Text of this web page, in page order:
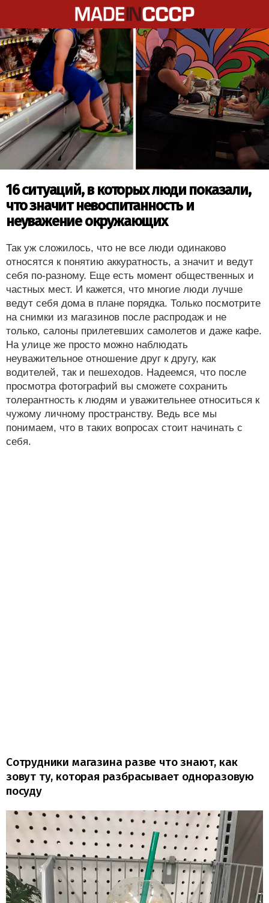
16 ситуаций, в которых люди показали,
что значит невоспитанность и
неуважение окружающих
Так уж сложилось, что не все люди одинаково
относятся к понятию аккуратность, а значит и ведут
себя по-разному. Еще есть момент общественных и
частных мест. И кажется, что многие люди лучше
ведут себя дома в плане порядка. Только посмотрите
на снимки из магазинов после распродаж и не
только, салоны прилетевших самолетов и даже кафе.
На улице же просто можно наблюдать
неуважительное отношение друг к другу, как
водителей, так и пешеходов. Надеемся, что после
просмотра фотографий вы сможете сохранить
толерантность к людям и уважительнее относиться к
чужому личному пространству. Ведь все мы
понимаем, что в таких вопросах стоит начинать с
себя.
Сотрудники магазина разве что знают, как
зовут ту, которая разбрасывает одноразовую
посуду